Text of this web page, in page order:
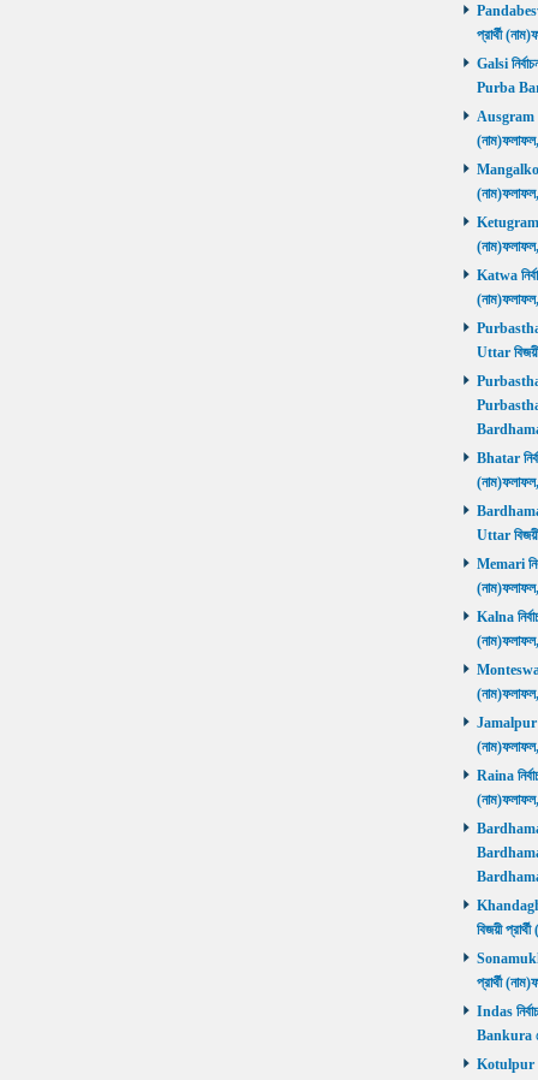
প্রার্থী
Galsi
Purba
Ausgram
Mangalkot
Ketugram
Katwa
Uttar
Bhatar
Uttar
Memari
Kalna
Monteswar
Jamalpur
Raina
বিজয়ী
Sonamukhi
প্রার্থী
Indas
Bankura
Kotulpur